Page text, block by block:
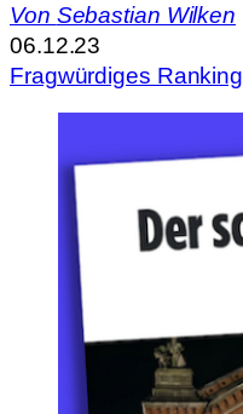
Von Sebastian Wilken
06.12.23
Fragwürdiges Ranking